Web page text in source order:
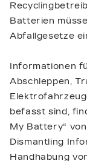
Batterien
Abfallgesetze
Informationen
Abschleppen,
befasst sind,
My Battery“
Dismantling
Handhabung